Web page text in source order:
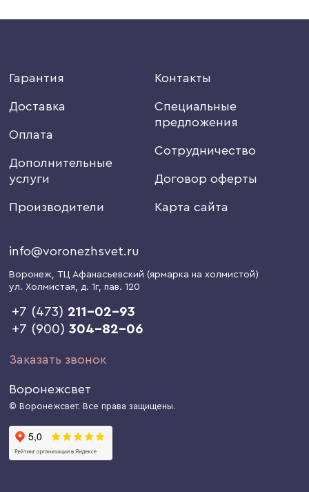
Гарантия
Доставка
Оплата
Дополнительные
услуги
Производители
Контакты
Специальные
предложения
Сотрудничество
Договор оферты
Карта сайта
info@voronezhsvet.ru
Воронеж, ТЦ Афанасьевский (ярмарка на холмистой)
ул. Холмистая, д. 1г, пав. 120
+7 (473) 211-02-93
+7 (900)304-82-06
Заказать звонок
Воронежсвет
© Воронежсвет. Все права защищены.